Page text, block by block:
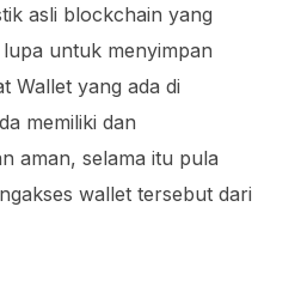
asli blockchain yang
untuk menyimpan
Wallet yang ada di
memiliki dan
aman, selama itu pula
wallet tersebut dari